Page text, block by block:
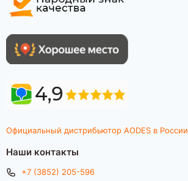
Официальный дистрибьютор AODES в России
Наши контакты
+7 (3852) 205-596